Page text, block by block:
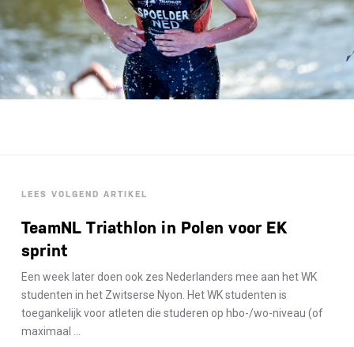
LEES VOLGEND ARTIKEL
TeamNL Triathlon in Polen voor EK
sprint
Een week later doen ook zes Nederlanders mee aan het WK
studenten in het Zwitserse Nyon. Het WK studenten is
toegankelijk voor atleten die studeren op hbo-/wo-niveau (of
maximaal ...